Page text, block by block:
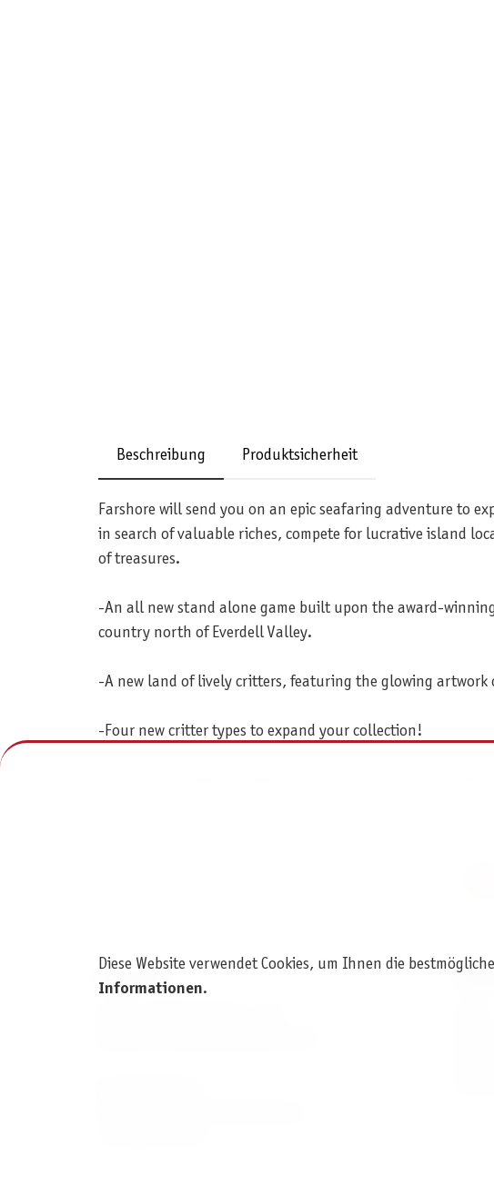
Beschreibung Produktsicherheit
Farshore will send you on an epic seafaring adventure to
in search of valuable riches, compete for lucrative island
of treasures.
-An all new stand alone game built upon the award-
country north of Everdell Valley.
-A new land of lively critters, featuring the glowing artwork
-Four new critter types to expand your collection!
KONTAKT
Diese Website verwendet Cookies, um Ihnen die
Informationen.